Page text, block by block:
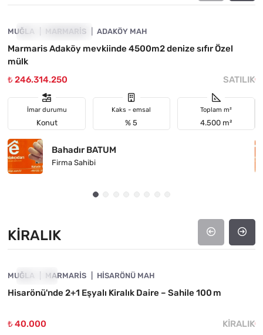
YATIRIMA UYGUN
MUĞLA MARMARIS ADAKÖY MAH
Marmaris Adaköy mevkiinde 4500m2 denize sıfır Özel
mülk
₺ 246.314.250
SATILIK
İmar durumu
Konut
Kaks - emsal
% 5
Toplam m²
4.500 m²
Bahadır BATUM
Firma Sahibi
₺
KIRALIK
KIRALIK
MUĞLA MARMARIS HISARÖNÜ MAH
Hisarönü'nde 2+1 Eşyalı Kiralık Daire – Sahile 100 m
₺ 40.000 KIRALIK₺